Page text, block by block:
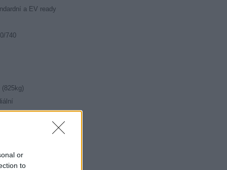
or
to
a EV ready
740
(825kg)